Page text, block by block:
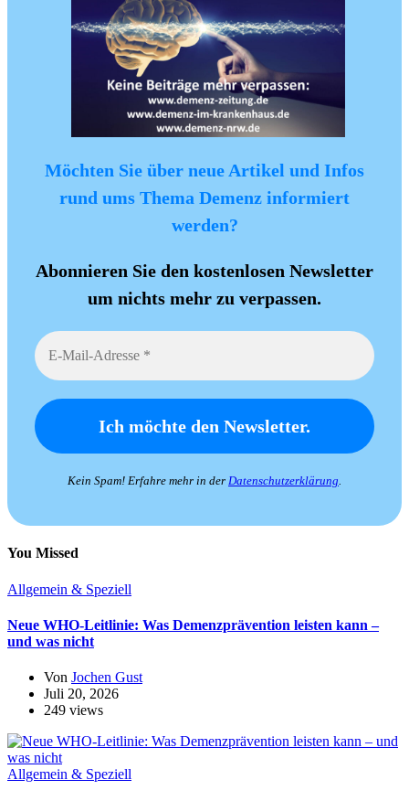
Möchten Sie über neue Artikel und Infos
rund ums Thema Demenz informiert
werden?
Abonnieren Sie den kostenlosen Newsletter
um nichts mehr zu verpassen.
Kein Spam! Erfahre mehr in der Datenschutzerklärung.
You Missed
Allgemein & Speziell
Neue WHO-Leitlinie: Was Demenzprävention leisten kann –
und was nicht
Von Jochen Gust
Juli 20, 2026
249 views
Allgemein & Speziell